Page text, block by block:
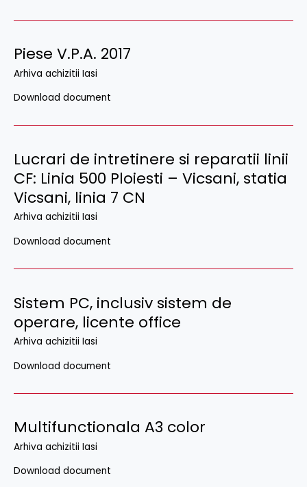
Piese V.P.A. 2017
Arhiva achizitii Iasi
Download document
Lucrari de intretinere si reparatii linii
CF: Linia 500 Ploiesti – Vicsani, statia
Vicsani, linia 7 CN
Arhiva achizitii Iasi
Download document
Sistem PC, inclusiv sistem de
operare, licente office
Arhiva achizitii Iasi
Download document
Multifunctionala A3 color
Arhiva achizitii Iasi
Download document